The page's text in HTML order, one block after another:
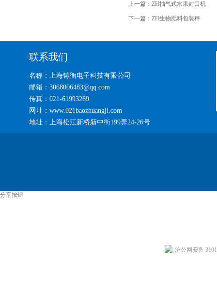
上一篇： ZH抽气式水果封口机
下一篇： ZH生物肥料包装秤
联系我们
名称：上海铸衡电子科技有限公司
邮箱：3068006483@qq.com
传真：021-61993269
网址：www.021baozhuangji.com
地址：上海松江新桥新中街199弄24-26号
分享按钮
沪公网安备